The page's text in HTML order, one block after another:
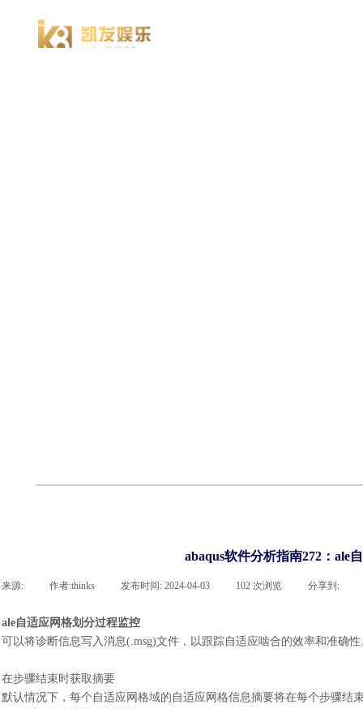
abaqus软件分析指南272：ale
来源: 作者:thinks 发布时间: 2024-04-03 102 次浏览 分享到:
ale自适应网格划分过程监控
可以将诊断信息写入消息(.msg)文件，以跟踪自适应啮合的效率和准确
在步骤结束时获取摘要
默认情况下，每个自适应网格域的自适应网格信息摘要将在每个步骤结